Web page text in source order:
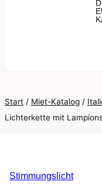
Start / Miet-Katalog /
Lichterkette mit
Stimmungslicht